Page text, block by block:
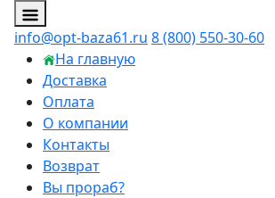
info@opt-baza61.ru 8 (800) 550-30-60
На главную
Доставка
Оплата
О компании
Контакты
Возврат
Вы прораб?